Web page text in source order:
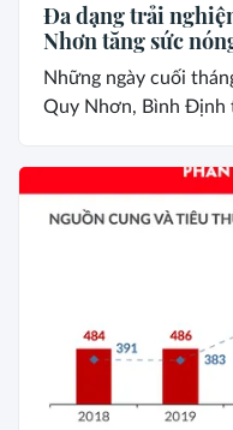
Đa dạng trải
Nhơn tăng sức
Những ngày cuối
Quy Nhơn, Bình Định